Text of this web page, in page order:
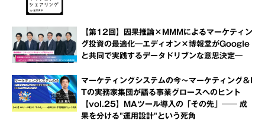
【第12回】因果推論×MMMによるマーケティン
グ投資の最適化―エディオン×博報堂がGoogle
と共同で実践するデータドリブンな意思決定―
マーケティングシステムの今～マーケティング＆I
Tの実務家集団が語る事業グロースへのヒント
【vol.25】MAツール導入の「その先」── 成
果を分ける"運用設計"という死角